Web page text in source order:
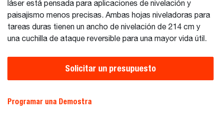
láser está pensada para aplicaciones de nivelación y
paisajismo menos precisas. Ambas hojas niveladoras para
tareas duras tienen un ancho de nivelación de 214 cm y
una cuchilla de ataque reversible para una mayor vida útil.
Solicitar un presupuesto
Programar una Demostra